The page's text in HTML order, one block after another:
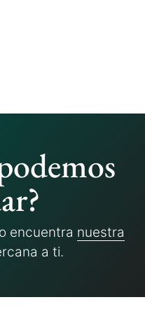
o encuentra nuestra
a ti.